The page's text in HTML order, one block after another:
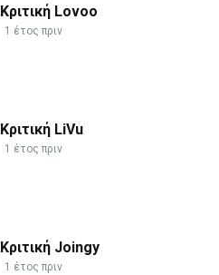
Κριτική Lovoo
1 έτος πριν
Κριτική LiVu
1 έτος πριν
Κριτική Joingy
1 έτος πριν